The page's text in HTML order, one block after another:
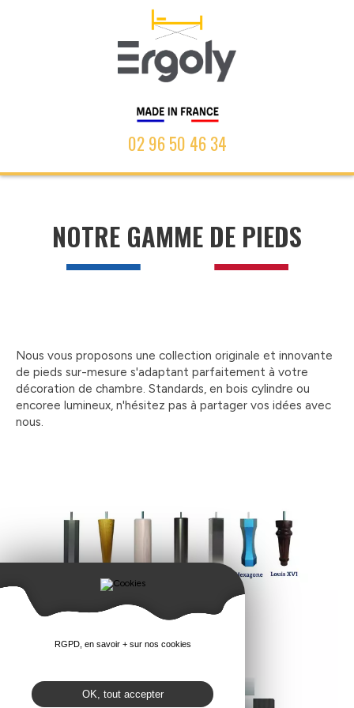
02 96 50 46 34
NOTRE GAMME DE PIEDS
Nous vous proposons une collection originale et innovante
de pieds sur-mesure s'adaptant parfaitement à votre
décoration de chambre. Standards, en bois cylindre ou
encoree lumineux, n'hésitez pas à partager vos idées avec
nous.
RGPD, en savoir + sur nos cookies
OK, tout accepter